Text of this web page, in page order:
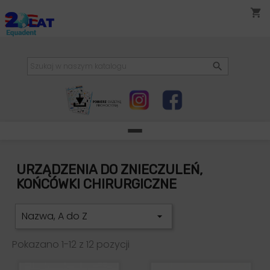
shopping_cart

URZĄDZENIA DO ZNIECZULEŃ,
KOŃCÓWKI CHIRURGICZNE
Nazwa, A do Z 
Pokazano 1-12 z 12 pozycji